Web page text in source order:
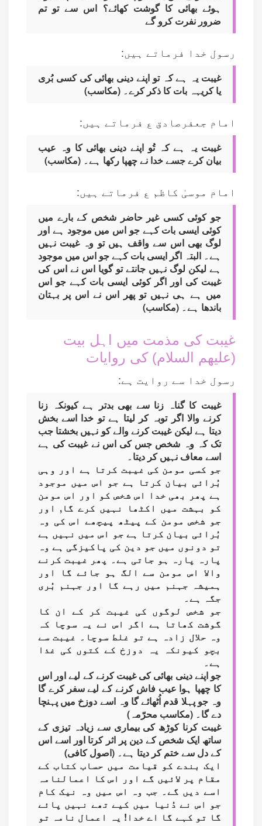
ہوئے بھائی کا گوشت کھائے؟ اس سے تو تم
ضرور نفرت کرو گے
رسول خدا فرماتے ہیں:
غیبت یہ ہے کہ تو اپنے دینی بھائی کی کسی بُری
یا کریہہ بات کا ذکر کرے۔ (مکاسب)
امام جعفرصادق ع فرماتے ہیں:
غیبت یہ ہے کہ تُو اپنے دینی بھائی کا وہ عیب
بیان کرے جسے خدا نے چھپا رکھا ہے۔ (مکاسب)
امام موسیٰ کاظم ع فرماتے ہیں:
جو کوئی کسی غیر حاضر شخص کے بارے میں
کوئی ایسی بات کہے جو اس میں موجود ہے اور
لوگ بھی اس سے واقف ہیں تو وہ غیبت نہیں
ہے۔ البتہ اگر ایسی بات کہے جو اس میں موجود
ہے لیکن لوگ نہیں جانتے تو گویا اس نے اس کی
غیبت کی اور اگر کوئی ایسی بات کہے جو اس
میں ہے ہی نہیں تو پھر اس نے اس پر بہتان
باندھا ہے۔ (مکاسب)
غیبت کی مذمت میں اہل بیت
(علیھم السلام) کی روایات
رسول خدا سے روایت ہے:
غیبت کا گناہ زنا سے بھی بدتر ہے کیونکہ زنا
کرنے والا اگر توبہ کر لیتا ہے تو خدا اسے بخش
دیتا ہے لیکن غیبت کرنے والے کو نہیں بخشتا جب
تک کہ وہ شخص جس کی اس نے غیبت کی ہے
اسے معاف نہیں کر دیتا۔
جو کسی مومن کی غیبت کرتا ہے اور وہی
بُرائی بیان کرتا ہے جو اس میں موجود
ہے پھر بھی خدا اس شخص کو اور اس مومن
کو بہشت میں اکٹھا نہیں کرے گا, اور
جو شخص مومن کے پیٹھ پیچھے اس کی وہ
بُرائی بیان کرتا ہے جو اس میں نہیں ہے
تو دونوں میں جو دین کی پاکیزگی ہے وہ
پارہ پارہ ہو جاتی ہے۔ پھر غیبت کرنے
والا اس مومن سے الگ ہو جائے گا اور
ہمیشہ جہنم میں رہے گا اور جہنم بُری
جگہ ہے۔
جو شخص لوگوں کی غیبت کر کے ان کا
گوشت کھاتا ہے اگر اس نے یہ سوچا کہ
وہ حلال زادہ ہے تو غلط سوچا۔ غیبت سے
بچو کیونکہ یہ دوزخ کے کتوں کی غذا
ہے۔
جو اپنے دینی بھائی کی غیبت کرنے کے لیے اور اس
کا چھپا ہوا عیب فاش کرنے کے لیے سفر کرے گا
وہ جو پہلا قدم اُٹھائے گا وہ اسے دوزخ میں پہنچا
دے گا۔ (مکاسب محرّمہ)
غیبت کرنا کوڑھ کی بیماری سے زیادہ تیزی کے
ساتھ ایک شخص کے دین پر اثر کرتا اور اسے اس
کے دل سے ختم کر دیتا ہے۔ (اصول کافی)
ایک بندے کو قیامت میں حساب کتاب کے
مقام پر لائیں گے اور اس کا اعمالنامہ
اسے دیں گے۔ جب وہ اس میں وہ نیک کام
جو اس نے دُنیا میں کیے تھے نہیں پائے
گا تو کہے گا اے خدا! یہ اعمال نامہ تو